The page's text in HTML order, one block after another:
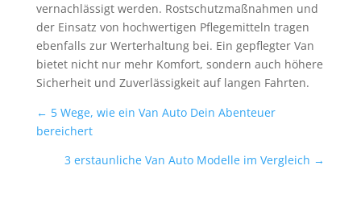
vernachlässigt werden. Rostschutzmaßnahmen und
der Einsatz von hochwertigen Pflegemitteln tragen
ebenfalls zur Werterhaltung bei. Ein gepflegter Van
bietet nicht nur mehr Komfort, sondern auch höhere
Sicherheit und Zuverlässigkeit auf langen Fahrten.
← 5 Wege, wie ein Van Auto Dein Abenteuer
bereichert
3 erstaunliche Van Auto Modelle im Vergleich →